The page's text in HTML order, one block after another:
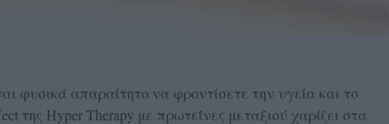
φυσικά απαραίτητο να φροντίσετε την υγεία και το
της Hyper Therapy με πρωτεΐνες μεταξιού χαρίζει στα